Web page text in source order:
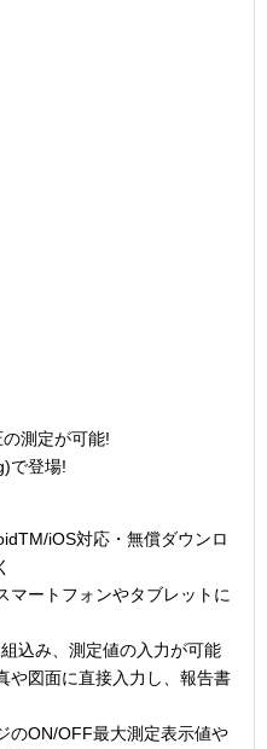
測定が可能!
で登場!
iOS対応・無償ダウンロ
マートフォンやタブレットに
込み、測定値の入力が可能
や図面に直接入力し、報告書
のON/OFF最大測定表示値や